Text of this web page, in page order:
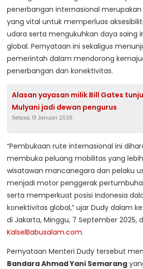
penerbangan internasional
yang vital untuk memperluas
udara serta mengukuhkan daya saing
global. Pernyataan ini sekaligus
pemerintah dalam mendorong
penerbangan dan konektivitas.
Alasan yayasan milik Bill Gates
Mulyani jadi dewan pengurus
Selasa, 13 Januari 2026
“Pembukaan rute internasional ini
membuka peluang mobilitas yang
wisatawan mancanegara dan pelaku
menjadi motor penggerak
serta memperkuat posisi Indonesia
konektivitas global,” ujar Dudy dalam
di Jakarta, Minggu, 7 September 2025,
KalselBabusalam.com.
Pernyataan Menteri Dudy tersebut
Bandara Ahmad Yani Semarang